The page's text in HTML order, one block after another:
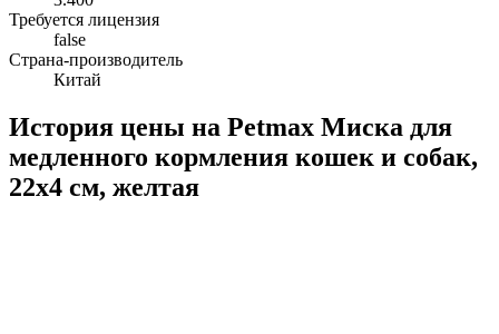
Требуется лицензия
false
Страна-производитель
Китай
История цены на Petmax Миска для
медленного кормления кошек и собак,
22х4 см, желтая